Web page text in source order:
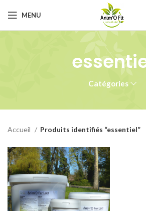
MENU
Catégories
Accueil Produits identifiés “essentiel”